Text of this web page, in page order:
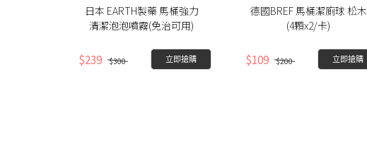
日本 EARTH製藥 馬桶強力
清潔泡泡噴霧(免治可用)
$239 $300 立即搶購
德國BREF 馬桶潔廁球 松木
(4顆x2/卡)
$109 $200 立即搶購